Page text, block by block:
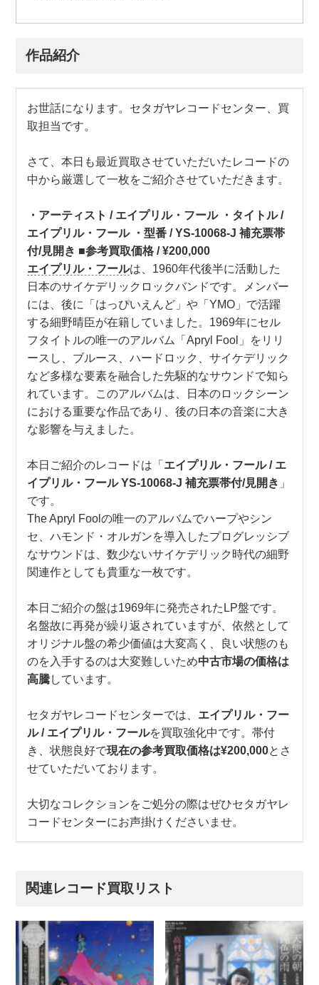
作品紹介
お世話になります。セタガヤレコードセンター、買
取担当です。
さて、本日も最近買取させていただいたレコードの
中から厳選して一枚をご紹介させていただきます。
・アーティスト / エイプリル・フール ・タイトル /
エイプリル・フール ・型番 / YS-10068-J 補充票帯
付/見開き ■参考買取価格 / ¥200,000
エイプリル・フールは、1960年代後半に活動した
日本のサイケデリックロックバンドです。メンバー
には、後に「はっぴいえんど」や「YMO」で活躍
する細野晴臣が在籍していました。1969年にセル
フタイトルの唯一のアルバム「Apryl Fool」をリリ
ースし、ブルース、ハードロック、サイケデリック
など多様な要素を融合した先駆的なサウンドで知ら
れています。このアルバムは、日本のロックシーン
における重要な作品であり、後の日本の音楽に大き
な影響を与えました。
本日ご紹介のレコードは「 エイプリル・フール / エ
イプリル・フール YS-10068-J 補充票帯付/見開き 」
です。
The Apryl Foolの唯一のアルバムでハープやシン
セ、ハモンド・オルガンを導入したプログレッシブ
なサウンドは、数少ないサイケデリック時代の細野
関連作としても貴重な一枚です。
本日ご紹介の盤は1969年に発売されたLP盤です。
名盤故に再発が繰り返されていますが、依然として
オリジナル盤の希少価値は大変高く、良い状態のも
のを入手するのは大変難しいため中古市場の価格は
高騰しています。
セタガヤレコードセンターでは、 エイプリル・フー
ル / エイプリル・フールを買取強化中です。帯付
き、状態良好で現在の参考買取価格は¥200,000とさ
せていただいております。
大切なコレクションをご処分の際はぜひセタガヤレ
コードセンターにお声掛けくださいませ。
関連レコード買取リスト